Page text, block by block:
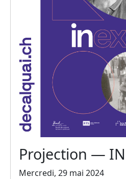
Projection —
Mercredi, 29 mai 2024